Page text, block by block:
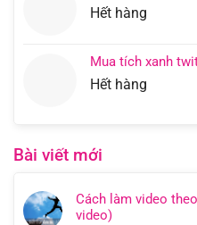
Hết hàng
Mua tích xanh
Hết hàng
Bài viết mới
Cách làm video
video)